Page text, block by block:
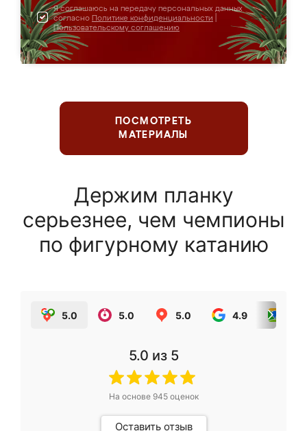
Я соглашаюсь на передачу персональных данных
согласно Политике конфиденциальности
Пользовательскому соглашению
ПОСМОТРЕТЬ
МАТЕРИАЛЫ
Держим планку
серьезнее, чем чемпионы
по фигурному катанию
5.0 5.0 5.0 4.9
5.0 из 5
На основе 945оценок
Оставить отзыв